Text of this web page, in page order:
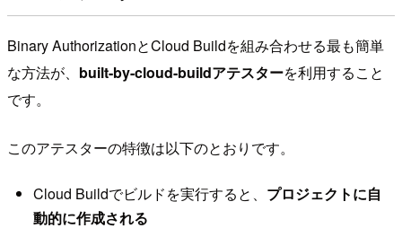
Binary AuthorizationとCloud Buildを組み合わせる最も簡単
な方法が、 built-by-cloud-buildアテスターを利用すること
です。
このアテスターの特徴は以下のとおりです。
Cloud Buildでビルドを実行すると、 プロジェクトに自
動的に作成される